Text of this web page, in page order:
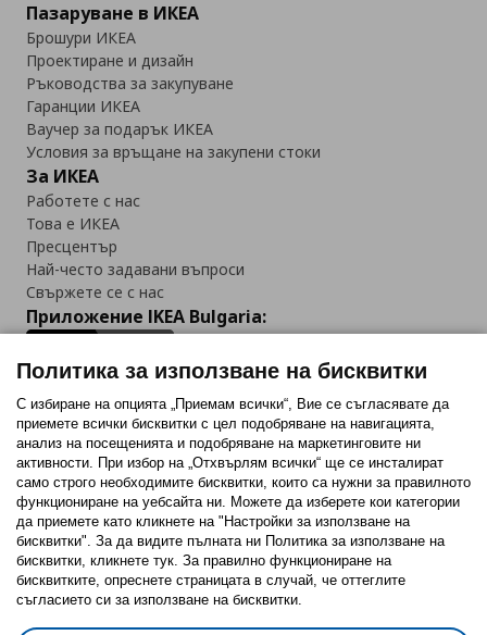
Пазаруване в ИКЕА
Брошури ИКЕА
Проектиране и дизайн
Ръководства за закупуване
Гаранции ИКЕА
Ваучер за подарък ИКЕА
Условия за връщане на закупени стоки
За ИКЕА
Работете с нас
Това е ИКЕА
Пресцентър
Най-често задавани въпроси
Свържете се с нас
Приложение IKEA Bulgaria:
Последвайте ни:
FacebookTwitterYoutubePinterestInstagram
Политика за използване на бисквитки (Cookies)
Избор на настройки за използване на бисквитки
Политика за използване на бисквитки
С избиране на опцията „Приемам всички“, Вие се съгласявате да
приемете всички бисквитки с цел подобряване на навигацията,
анализ на посещенията и подобряване на маркетинговите ни
активности. При избор на „Отхвърлям всички“ ще се инсталират
само строго необходимитe бисквитки, които са нужни за правилното
функциониране на уебсайта ни. Можете да изберете кои категории
да приемете като кликнете на "Настройки за използване на
бисквитки". За да видите пълната ни Политика за използване на
бисквитки, кликнете тук. За правилно функциониране на
бисквитките, опреснете страницата в случай, че оттеглите
съгласието си за използване на бисквитки.